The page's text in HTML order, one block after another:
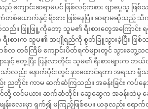
ောင်းဆရာမပင် ဖြစ်လင့်ကစား ဗျာပွေသူ ဖြစ်သ
က်တစ်ယောက်နှင့် ရီးစား ဖြစ်နေပြီ။ ဆရာမဆိုသည့်
သည်။ ဖြူဖြူ့ကိုတော့ သူမ၏ ရီးစားတွေအကြောင်
ရီးစားက သူမ၏ အပျိုရည်ကို စွတ်ခြူသွားခဲ့ပြီး ဖ
လ တစ်ကြိမ် ကျောင်းပိတ်ရက်များတွင် သွားတွေ့သ
နှင့် တွေ့ပြီး ပြန်လာတိုင်း သူမ၏ ရီးစားများက ဘ
သော်လည်း နောက်ပိုင်းတွင် နားထောင်ရတာ အရသာ
း ညတိုင်း ကာမ ဆက်ဆံကြသည်။ အခန်းခြင်း
တို့ လင်မယား ဆက်ဆံတိုင်း ဆွေဆွေက အခန်းထဲမှ ချေ
ျန်းလေးမှာ ရှက်၍ မကြည့်ဖြစ်ပေ။ ယခုလည်း ရော